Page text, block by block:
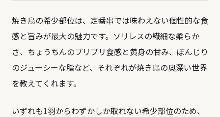
焼き鳥の希少部位は、定番串では味わえない個性的な食
感と旨みが最大の魅力です。ソリレスの繊細な柔らか
さ、ちょうちんのプリプリ食感と黄身の甘み、ぼんじり
のジューシーな脂など、それぞれが焼き鳥の奥深い世界
を教えてくれます。
いずれも1羽からわずかしか取れない希少部位のため、